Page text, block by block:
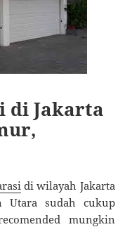
di Jakarta
di wilayah Jakarta
Utara sudah cukup
mungkin